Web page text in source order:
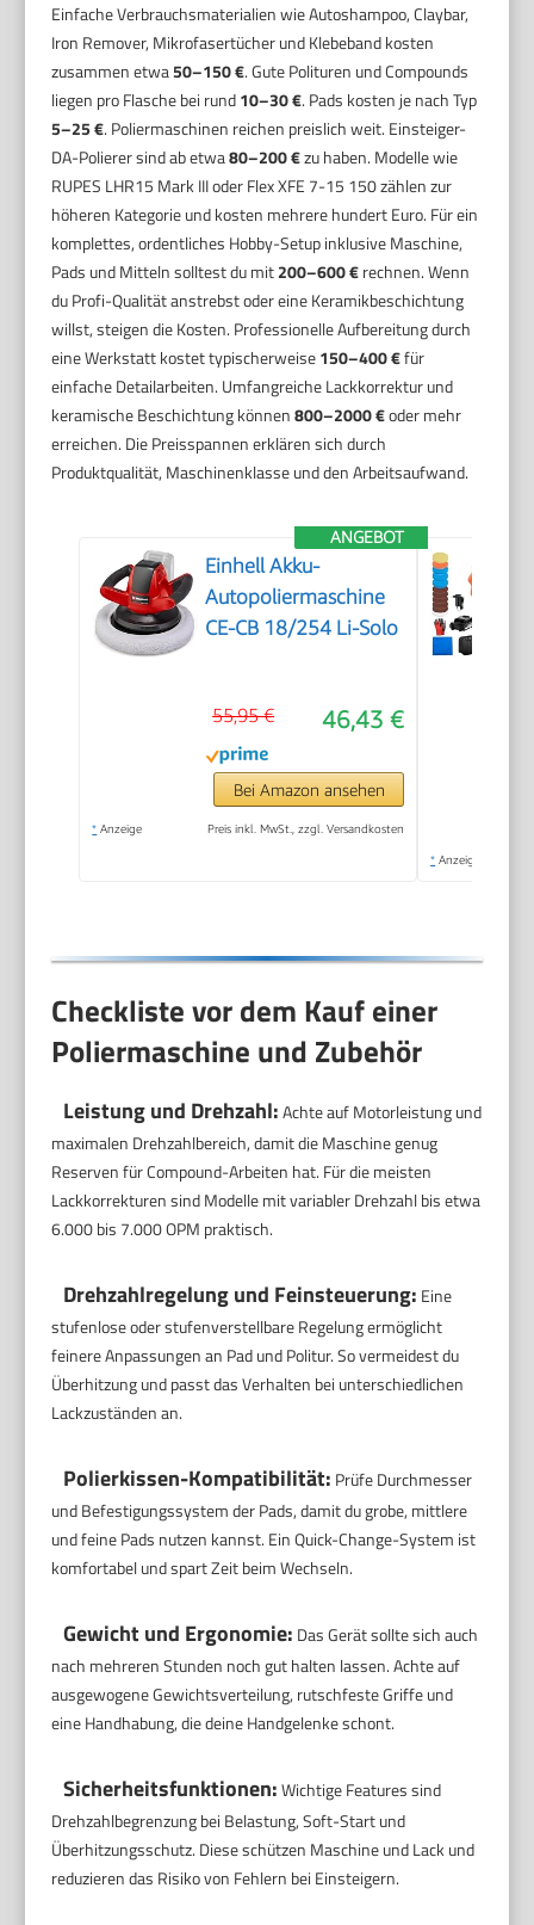
Einfache Verbrauchsmaterialien wie Autoshampoo, Claybar,
Iron Remover, Mikrofasertücher und Klebeband kosten
zusammen etwa50–150 €. Gute Polituren und Compounds
liegen pro Flasche bei rund10–30 €. Pads kosten je nach Typ
5–25 €. Poliermaschinen reichen preislich weit. Einsteiger-
DA-Polierer sind ab etwa80–200 €zu haben. Modelle wie
RUPES LHR15 Mark III oder Flex XFE 7-15 150 zählen zur
höheren Kategorie und kosten mehrere hundert Euro. Für ein
komplettes, ordentliches Hobby-Setup inklusive Maschine,
Pads und Mitteln solltest du mit200–600 €rechnen. Wenn
du Profi-Qualität anstrebst oder eine Keramikbeschichtung
willst, steigen die Kosten. Professionelle Aufbereitung durch
eine Werkstatt kostet typischerweise150–400 €für
einfache Detailarbeiten. Umfangreiche Lackkorrektur und
keramische Beschichtung können800–2000 €oder mehr
erreichen. Die Preisspannen erklären sich durch
Produktqualität, Maschinenklasse und den Arbeitsaufwand.
ANGEBOT
Einhell Akku-
Autopoliermaschine
CE-CB 18/254 Li-Solo
46,43 €
55,95 €
Bei Amazon ansehen
* Anzeige Preis inkl. MwSt., zzgl. Versandkosten
* Anzeige
Checkliste vor dem Kauf einer
Poliermaschine und Zubehör
Leistung und Drehzahl:Achte auf Motorleistung und
maximalen Drehzahlbereich, damit die Maschine genug
Reserven für Compound-Arbeiten hat. Für die meisten
Lackkorrekturen sind Modelle mit variabler Drehzahl bis etwa
6.000 bis 7.000 OPM praktisch.
Drehzahlregelung und Feinsteuerung: Eine
stufenlose oder stufenverstellbare Regelung ermöglicht
feinere Anpassungen an Pad und Politur. So vermeidest du
Überhitzung und passt das Verhalten bei unterschiedlichen
Lackzuständen an.
Polierkissen-Kompatibilität: Prüfe Durchmesser
und Befestigungssystem der Pads, damit du grobe, mittlere
und feine Pads nutzen kannst. Ein Quick-Change-System ist
komfortabel und spart Zeit beim Wechseln.
Gewicht und Ergonomie: Das Gerät sollte sich auch
nach mehreren Stunden noch gut halten lassen. Achte auf
ausgewogene Gewichtsverteilung, rutschfeste Griffe und
eine Handhabung, die deine Handgelenke schont.
Sicherheitsfunktionen:Wichtige Features sind
Drehzahlbegrenzung bei Belastung, Soft-Start und
Überhitzungsschutz. Diese schützen Maschine und Lack und
reduzieren das Risiko von Fehlern bei Einsteigern.